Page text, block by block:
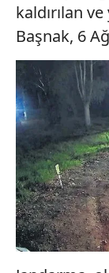
kaldırılan
Başnak, 6